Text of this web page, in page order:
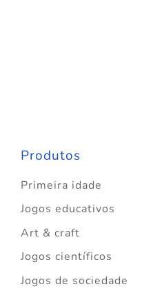
Produtos
Primeira idade
Jogos educativos
Art & craft
Jogos científicos
Jogos de sociedade